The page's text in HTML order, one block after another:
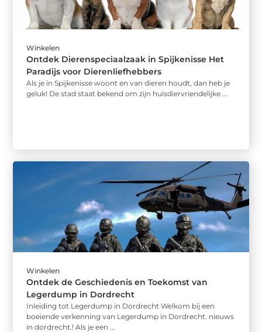
Winkelen
Ontdek Dierenspeciaalzaak in Spijkenisse Het
Paradijs voor Dierenliefhebbers
Als je in Spijkenisse woont en van dieren houdt, dan heb je
geluk! De stad staat bekend om zijn huisdiervriendelijke ...
Winkelen
Ontdek de Geschiedenis en Toekomst van
Legerdump in Dordrecht
Inleiding tot Legerdump in Dordrecht Welkom bij een
boeiende verkenning van Legerdump in Dordrecht. nieuws
in dordrecht.! Als je een ...